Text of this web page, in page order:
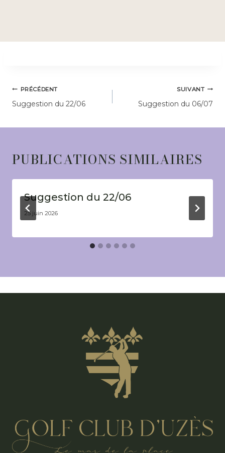
NAVIGATION
DE
PRÉCÉDENT
Suggestion du 22/06
SUIVANT
Suggestion du 06/07
PUBLICATIONS SIMILAIRES
Suggestion du 22/06
25 juin 2026